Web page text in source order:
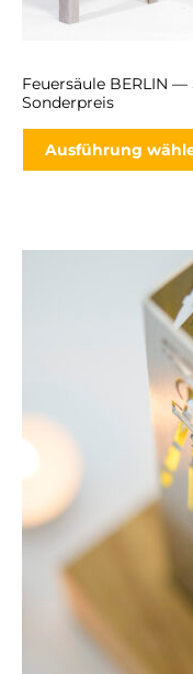
Feuersäule BERLIN
Sonderpreis
Ausführung